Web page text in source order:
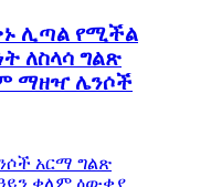
ሊጣል የሚችል
ለስላሳ ግልጽ
ማዘዣ ሌንሶች